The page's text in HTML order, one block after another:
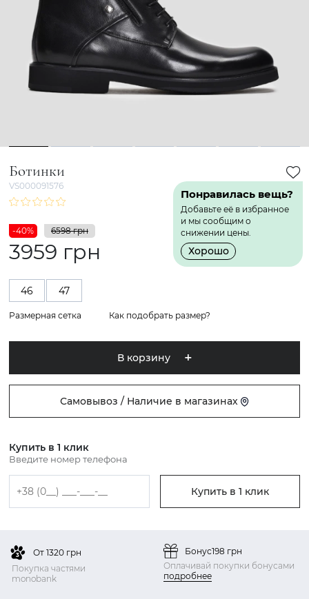
1 2 3 4 5 6 7
Ботинки
VS000091576
Понравилась вещь?
Добавьте её в избранное
и мы сообщим о
снижении цены.
Хорошо
-40% 6598 грн
3959 грн
46 47
Размерная сетка Как подобрать размер?
В корзину
Самовывоз / Наличие в магазинах
Купить в 1 клик
Введите номер телефона
Купить в 1 клик
От 1320 грн
Покупка частями
monobank
Бонус198 грн
Оплачивай покупки бонусами
подробнее